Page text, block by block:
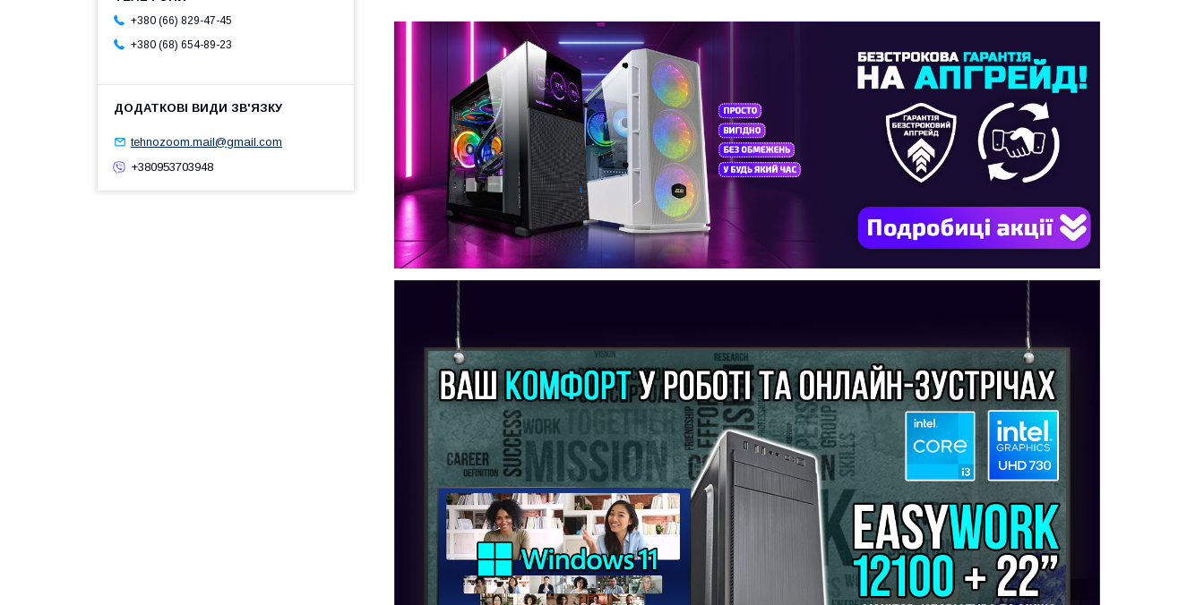
+380 (66) 829-47-45
+380 (68) 654-89-23
tehnozoom.mail@gmail.com
+380953703948